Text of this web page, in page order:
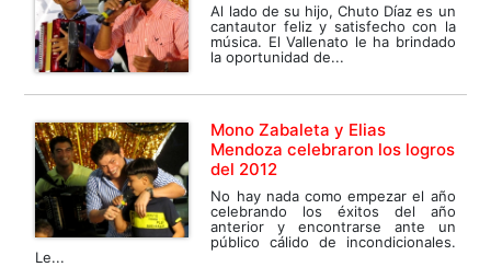
Al lado de su hijo, Chuto Díaz es un
cantautor feliz y satisfecho con la
música. El Vallenato le ha brindado
la oportunidad de...
Mono Zabaleta y Elias
Mendoza celebraron los logros
del 2012
No hay nada como empezar el año
celebrando los éxitos del año
anterior y encontrarse ante un
público cálido de incondicionales.
Le...